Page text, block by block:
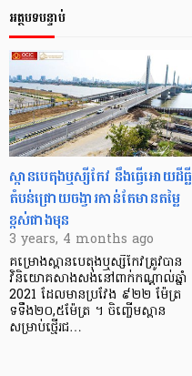
អត្ថបទបន្ទាប់
ស្ពានបេតុងឬស្សីកែវ នឹងធ្វើអោយដីធ្លី
តំបន់ជ្រោយចង្វារកាន់តែមានតម្លៃ
ខ្ពស់ជាងមុន
3 years, 4 months ago
គម្រោងស្ពានបេតុងឬស្សីកែវត្រូវបាន
វិនិយោគសាងសង់នៅពាក់កណ្ដាល់ឆ្នាំ
2021 ដែលមានប្រវែង ៩២២ ម៉ែត្រ
ទទឹង២០,៥ម៉ែត្រ ។ ចិញ្ចើមស្ពាន
សម្រាប់ថ្មើរជ…